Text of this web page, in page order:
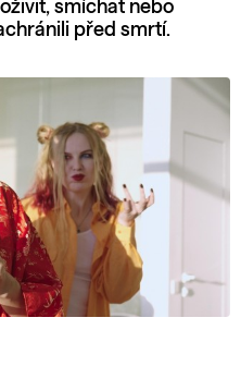
smíchat nebo
před smrtí.